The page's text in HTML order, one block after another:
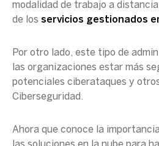
modalidad de trabajo a
de los servicios gestionados
Por otro lado, este tipo de
las organizaciones estar más
potenciales ciberataques y
Ciberseguridad.
Ahora que conoce la